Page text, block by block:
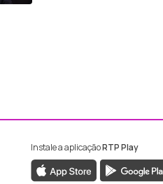
RTP Madeira
da RTP Madeira
Instale a aplicaçãoRTP Play